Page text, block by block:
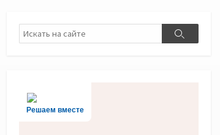
Поиск
Поиск
Решаем вместе